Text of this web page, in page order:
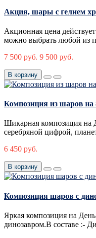
Акция, шары с гелием
Акционная цена
можно выбрать любой из
7 500 руб. 9 500 руб.
В корзину
Композиция из шаров на
Шикарная композиция на
серебряной цифрой,
6 450 руб.
В корзину
Композиция шаров с
Яркая композиция на
динозавром.В составе :-